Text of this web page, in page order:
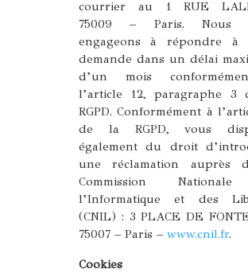
courrier au 1 RUE
75009 – Paris. Nous
engageons à répondre à
demande dans un délai
d’un mois
l’article 12, paragraphe 3
RGPD. Conformément à
de la RGPD, vous
également du droit
une réclamation auprès
Commission
l’Informatique et des
(CNIL) : 3 PLACE DE
75007 – Paris – www.cnil.fr.
Cookies